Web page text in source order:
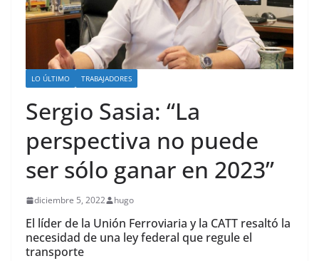
LO ÚLTIMO TRABAJADORES
Sergio Sasia: “La
perspectiva no puede
ser sólo ganar en 2023”
diciembre 5, 2022 hugo
El líder de la Unión Ferroviaria y la CATT resaltó la
necesidad de una ley federal que regule el
transporte